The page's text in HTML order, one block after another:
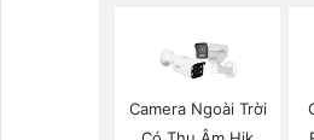
Camera DAHUA Trọn Bộ
Camera giá Rẻ Trọn Bộ
Bộ Camera Nên Dùng
Bộ Camera Có Màu
Camera Ngoài Trời